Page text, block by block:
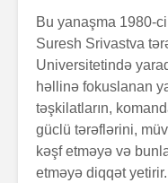
Bu yanaşma 1980-
Suresh Srivastva
Universitetində
həllinə fokuslanan
təşkilatların,
güclü tərəflərini,
kəşf etməyə və
etməyə diqqət